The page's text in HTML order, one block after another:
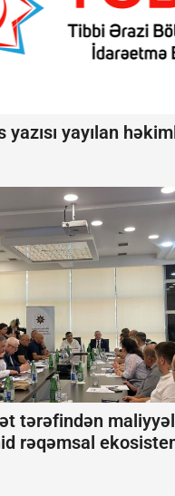
yayılan
tərəfindən
rəqəmsal